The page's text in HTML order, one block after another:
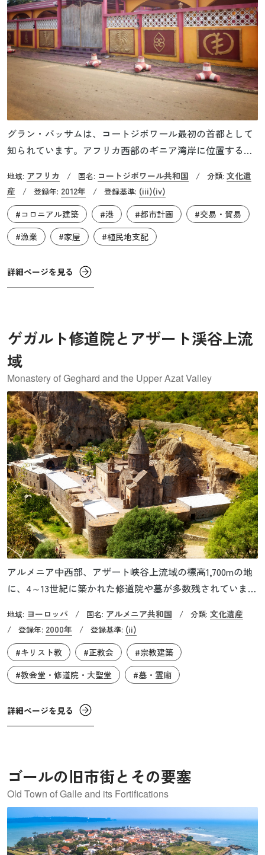
グラン・バッサムは、コートジボワール最初の首都として
知られています。アフリカ西部のギニア湾岸に位置するコ
地でした（現在もフランス語が公用語となっています）。
グラン・バッサムは19世紀後半から20世紀前半にフランス
が建設した植民都市で、交易と行政管理に特化した街並
と、ヨーロッパからの入植者の居住区と地元民の居住区か
ら成り立っています。
地域: アフリカ / 国名: コートジボワール共和国 / 分類: 文化遺
産
/ 登録年: 2012年 / 登録基準: (iii)(iv)
#コロニアル建築
#港 #都市計画
#交易・貿易
#漁業
#家屋 #植民地支配
詳細ページを見る
ゲガルト修道院とアザート渓谷上流
域
Monastery of Geghard and the Upper Azat Valley
アルメニア中西部、アザート峡谷上流域の標高1,700mの地
に、4～13世紀に築かれた修道院や墓が多数残されていま
は、アルメニアでキリスト教が国教となった4世紀初頭の
ことです。初期には岩をくり抜いて建てられたことから
「アイリヴァンク（洞窟の修道院）」とも呼ばれました。
ゲガルトとは「槍」を意味しており、イエス・キリストが
十字架刑に処された時、イエスの死を確認するために脇腹
を刺したとされる「ロンギヌスの槍」がこの地で発見され
たことに由来しています。槍は使徒タッデウスにより持ち
地域: ヨーロッパ / 国名: アルメニア共和国 / 分類: 文化遺産
/ 登録年: 2000年 / 登録基準: (ii)
#キリスト教
#正教会
#宗教建築
#教会堂・修道院・大聖堂
#墓・霊廟
詳細ページを見る
ゴールの旧市街とその要塞
Old Town of Galle and its Fortifications